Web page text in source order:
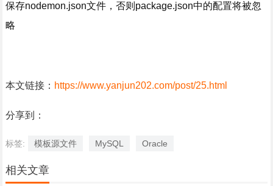
保存nodemon.json文件，否则package.json中的配置将被忽
略
本文链接： https://www.yanjun202.com/post/25.html
分享到：
标签: 模板源文件 MySQL Oracle
相关文章